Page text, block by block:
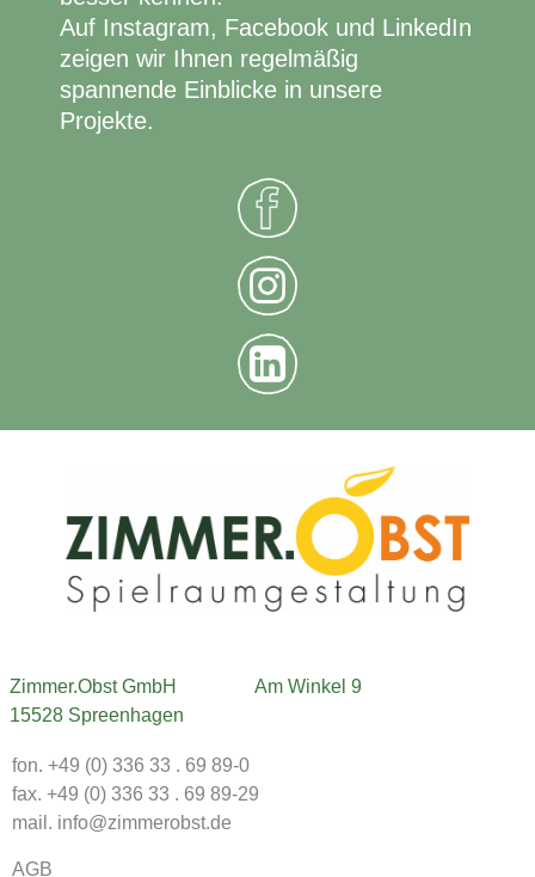
Auf Instagram, Facebook und LinkedIn
zeigen wir Ihnen regelmäßig
spannende Einblicke in unsere
Projekte.
Zimmer.Obst GmbH
Am Winkel 9
15528 Spreenhagen
fon. +49 (0) 336 33 . 69 89-0
fax. +49 (0) 336 33 . 69 89-29
mail. info@zimmerobst.de
AGB